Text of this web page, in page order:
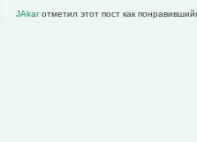
JAkarотметил этот пост как